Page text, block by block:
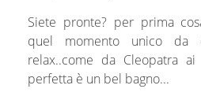
Siete pronte? per prima
quel momento unico da
relax..come da Cleopatra
perfetta è un bel bagno...